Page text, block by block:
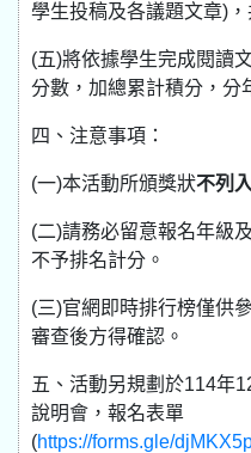
學生投稿及各議題文章)
(五)將依據學生完成閱讀
分數，加總累計積分，分
四、注意事項：
(一)本活動所頒獎狀不列
(二)請務必留意報名年級
不予排名計分。
(三)官網即時排行榜僅供
審查後方得確認。
五、活動另規劃於114年
說明會，報名表單
(https://forms.gle/